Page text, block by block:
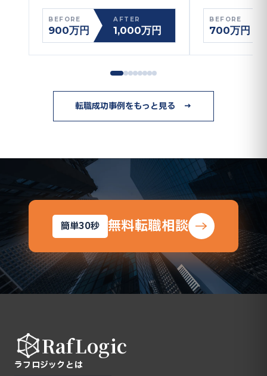
BEFORE
900万円
AFTER
1,000万円
BEFORE
700万円
転職成功事例をもっと見る →
簡単30秒 無料転職相談
RafLogic
ラフロジックとは